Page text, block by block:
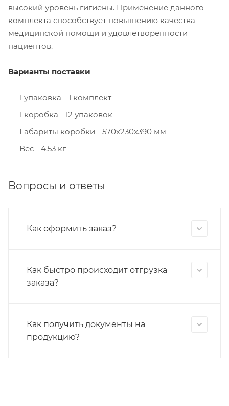
высокий уровень гигиены. Применение данного
комплекта способствует повышению качества
медицинской помощи и удовлетворенности
пациентов.
Варианты поставки
1 упаковка - 1 комплект
1 коробка - 12 упаковок
Габариты коробки - 570х230х390 мм
Вес - 4.53 кг
Вопросы и ответы
Как оформить заказ?
Как быстро происходит отгрузка
заказа?
Как получить документы на
продукцию?